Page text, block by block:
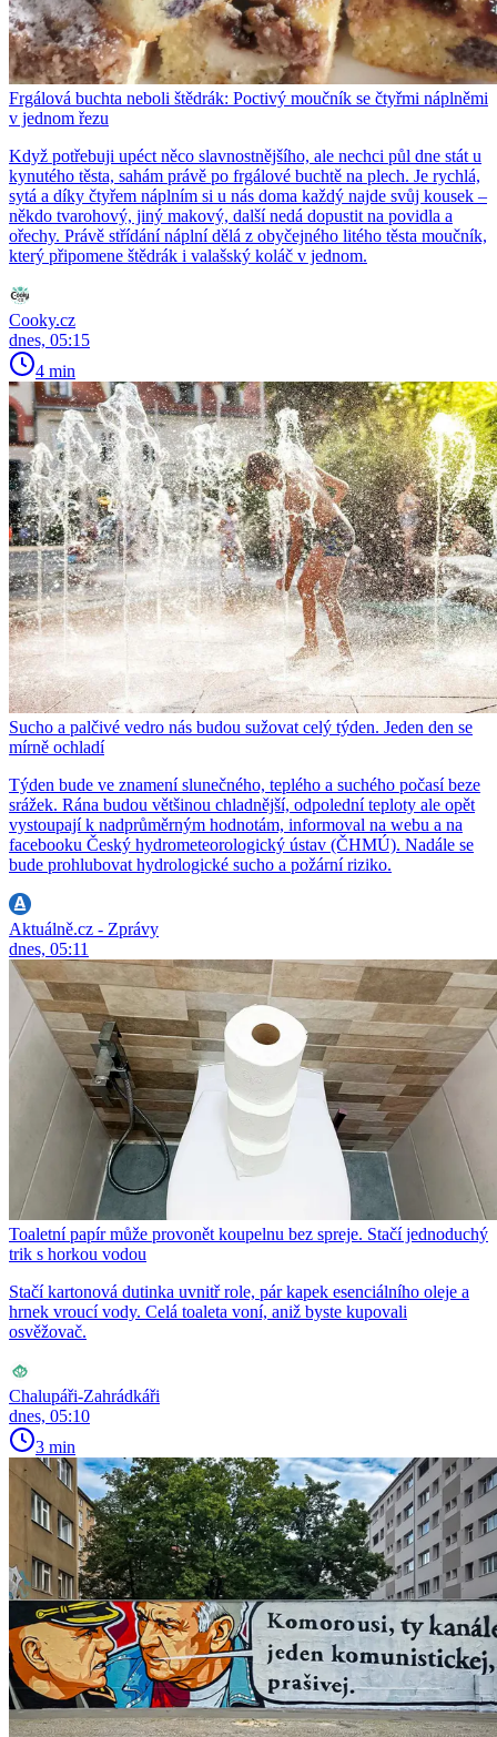
Frgálová buchta neboli štědrák: Poctivý moučník se čtyřmi náplněmi
v jednom řezu
Když potřebuji upéct něco slavnostnějšího, ale nechci půl dne stát u
kynutého těsta, sahám právě po frgálové buchtě na plech. Je rychlá,
sytá a díky čtyřem náplním si u nás doma každý najde svůj kousek –
někdo tvarohový, jiný makový, další nedá dopustit na povidla a
ořechy. Právě střídání náplní dělá z obyčejného litého těsta moučník,
který připomene štědrák i valašský koláč v jednom.
Cooky.cz
dnes, 05:15
4 min
Sucho a palčivé vedro nás budou sužovat celý týden. Jeden den se
mírně ochladí
Týden bude ve znamení slunečného, teplého a suchého počasí beze
srážek. Rána budou většinou chladnější, odpolední teploty ale opět
vystoupají k nadprůměrným hodnotám, informoval na webu a na
facebooku Český hydrometeorologický ústav (ČHMÚ). Nadále se
bude prohlubovat hydrologické sucho a požární riziko.
Aktuálně.cz - Zprávy
dnes, 05:11
Toaletní papír může provonět koupelnu bez spreje. Stačí jednoduchý
trik s horkou vodou
Stačí kartonová dutinka uvnitř role, pár kapek esenciálního oleje a
hrnek vroucí vody. Celá toaleta voní, aniž byste kupovali
osvěžovač.
Chalupáři-Zahrádkáři
dnes, 05:10
3 min